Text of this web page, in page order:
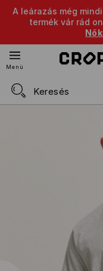
A leárazás még
termék vár rád
Menü